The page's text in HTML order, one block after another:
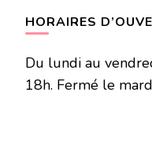
HORAIRES
Du lundi au
18h. Fermé le